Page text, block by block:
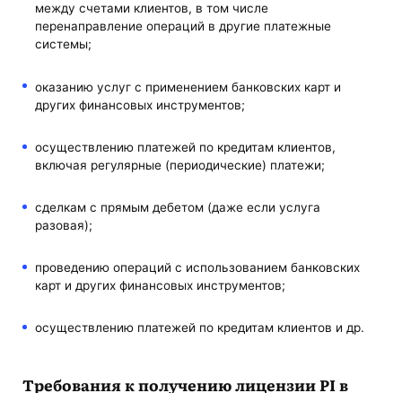
между счетами клиентов, в том числе
перенаправление операций в другие платежные
системы;
оказанию услуг с применением банковских карт и
других финансовых инструментов;
осуществлению платежей по кредитам клиентов,
включая регулярные (периодические) платежи;
сделкам с прямым дебетом (даже если услуга
разовая);
проведению операций с использованием банковских
карт и других финансовых инструментов;
осуществлению платежей по кредитам клиентов и др.
Требования к получению лицензии PI в